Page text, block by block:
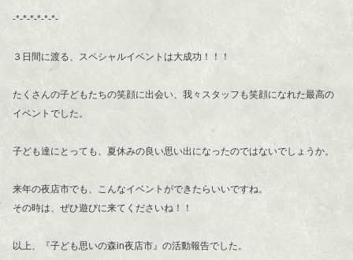
-*-*-*-*-*-*-
３日間に渡る、スペシャルイベントは大成功！！！
たくさんの子どもたちの笑顔に出会い、我々スタッフも笑顔になれた最高の
イベントでした。
子ども達にとっても、夏休みの良い思い出になったのではないでしょうか。
来年の夜店市でも、こんなイベントができたらいいですね。
その時は、ぜひ遊びに来てくださいね！！
以上、『子ども思いの森in夜店市』の活動報告でした。